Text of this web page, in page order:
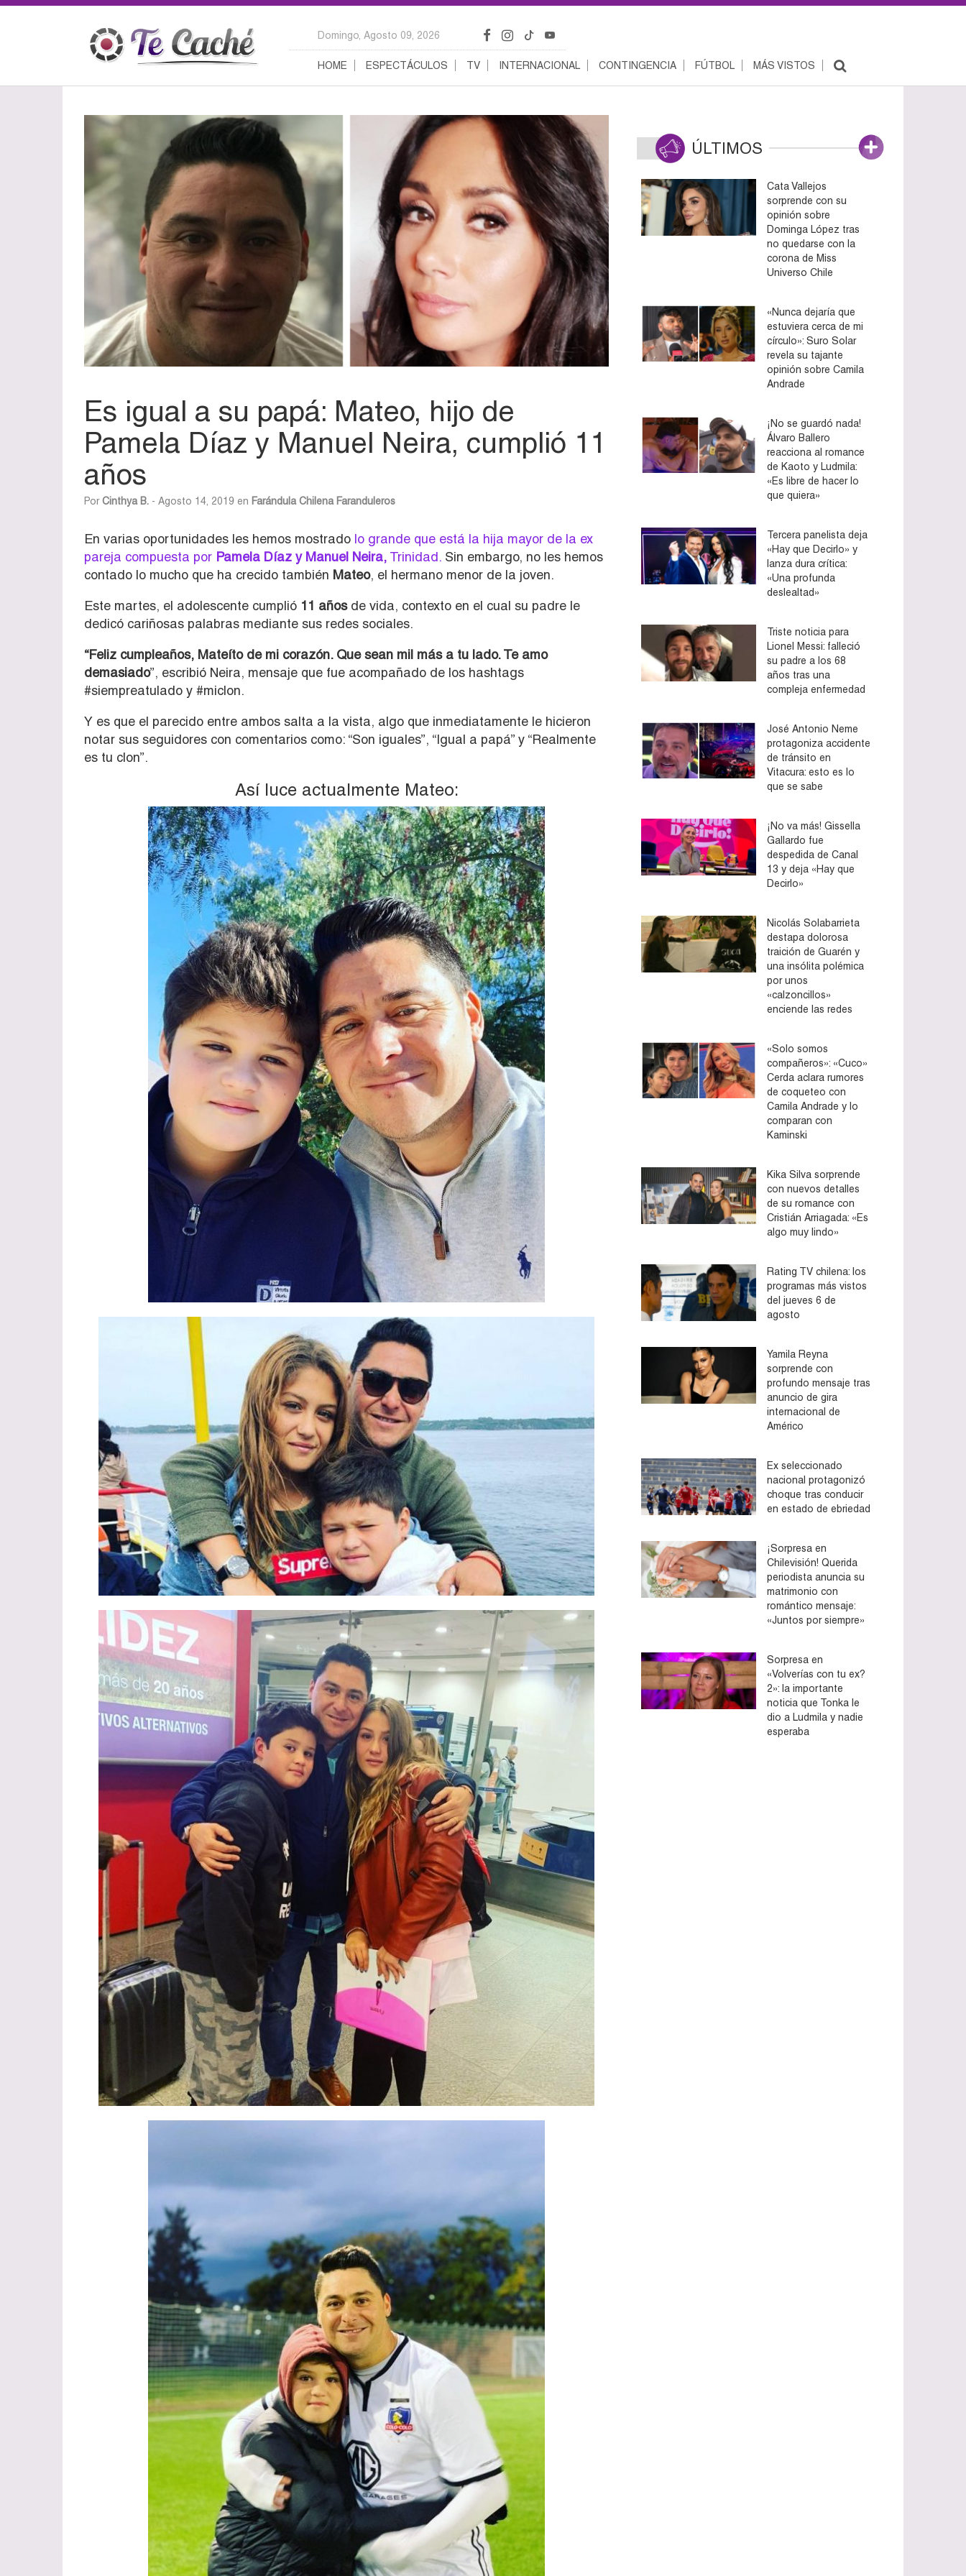
Domingo, Agosto 09, 2026
HOME ESPECTÁCULOS TV INTERNACIONAL CONTINGENCIA FÚTBOL MÁS VISTOS
Es igual a su papá: Mateo, hijo de
Pamela Díaz y Manuel Neira, cumplió 11
años
PorCinthya B. - Agosto 14, 2019 en Farándula Chilena Faranduleros
En varias oportunidades les hemos mostrado lo grande que está la hija mayor de la ex
pareja compuesta por Pamela Díaz y Manuel Neira, Trinidad. Sin embargo, no les hemos
contado lo mucho que ha crecido también Mateo, el hermano menor de la joven.
Este martes, el adolescente cumplió 11 añosde vida, contexto en el cual su padre le
dedicó cariñosas palabras mediante sus redes sociales.
“Feliz cumpleaños, Mateíto de mi corazón. Que sean mil más a tu lado. Te amo
demasiado”, escribió Neira, mensaje que fue acompañado de los hashtags
#siempreatulado y #miclon.
Y es que el parecido entre ambos salta a la vista, algo que inmediatamente le hicieron
notar sus seguidores con comentarios como: “Son iguales”, “Igual a papá” y “Realmente
es tu clon”.
Así luce actualmente Mateo:
ÚLTIMOS
Cata Vallejos
sorprende con su
opinión sobre
Dominga López tras
no quedarse con la
corona de Miss
Universo Chile
«Nunca dejaría que
estuviera cerca de mi
círculo»: Suro Solar
revela su tajante
opinión sobre Camila
Andrade
¡No se guardó nada!
Álvaro Ballero
reacciona al romance
de Kaoto y Ludmila:
«Es libre de hacer lo
que quiera»
Tercera panelista deja
«Hay que Decirlo» y
lanza dura crítica:
«Una profunda
deslealtad»
Triste noticia para
Lionel Messi: falleció
su padre a los 68
años tras una
compleja enfermedad
José Antonio Neme
protagoniza accidente
de tránsito en
Vitacura: esto es lo
que se sabe
¡No va más! Gissella
Gallardo fue
despedida de Canal
13 y deja «Hay que
Decirlo»
Nicolás Solabarrieta
destapa dolorosa
traición de Guarén y
una insólita polémica
por unos
«calzoncillos»
enciende las redes
«Solo somos
compañeros»: «Cuco»
Cerda aclara rumores
de coqueteo con
Camila Andrade y lo
comparan con
Kaminski
Kika Silva sorprende
con nuevos detalles
de su romance con
Cristián Arriagada: «Es
algo muy lindo»
Rating TV chilena: los
programas más vistos
del jueves 6 de
agosto
Yamila Reyna
sorprende con
profundo mensaje tras
anuncio de gira
internacional de
Américo
Ex seleccionado
nacional protagonizó
choque tras conducir
en estado de ebriedad
¡Sorpresa en
Chilevisión! Querida
periodista anuncia su
matrimonio con
romántico mensaje:
«Juntos por siempre»
Sorpresa en
«Volverías con tu ex?
2»: la importante
noticia que Tonka le
dio a Ludmila y nadie
esperaba